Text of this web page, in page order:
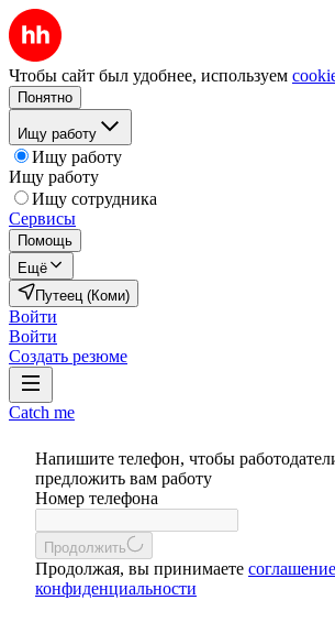
Чтобы сайт был удобнее, используем
Понятно
Ищу работу
Ищу работу
Ищу работу
Ищу сотрудника
Сервисы
Помощь
Ещё
Путеец (Коми)
Войти
Войти
Создать резюме
Catch me
Напишите телефон, чтобы
предложить вам работу
Номер телефона
Продолжить
Продолжая, вы принимаете соглашение
конфиденциальности